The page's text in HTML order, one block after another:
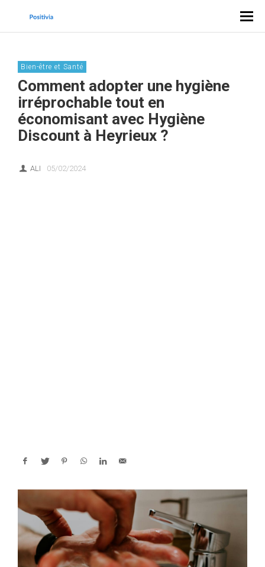
Bien-être et Santé
Comment adopter une hygiène
irréprochable tout en
économisant avec Hygiène
Discount à Heyrieux ?
ALI 05/02/2024